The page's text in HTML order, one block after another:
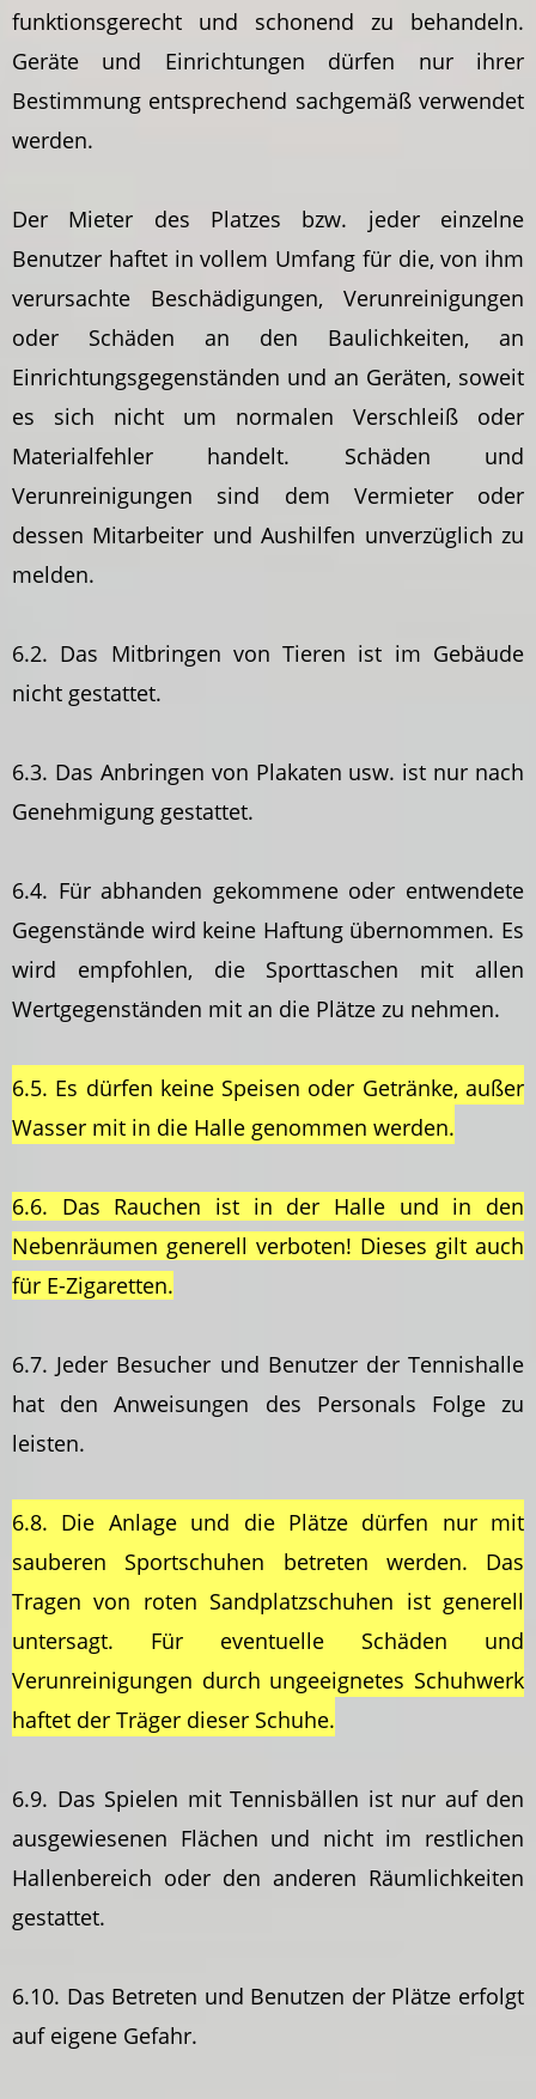
funktionsgerecht und schonend zu behandeln.
Geräte und Einrichtungen dürfen nur ihrer
Bestimmung entsprechend sachgemäß verwendet
werden.
Der Mieter des Platzes bzw. jeder einzelne
Benutzer haftet in vollem Umfang für die, von ihm
verursachte Beschädigungen, Verunreinigungen
oder Schäden an den Baulichkeiten, an
Einrichtungsgegenständen und an Geräten, soweit
es sich nicht um normalen Verschleiß oder
Materialfehler handelt. Schäden und
Verunreinigungen sind dem Vermieter oder
dessen Mitarbeiter und Aushilfen unverzüglich zu
melden.
6.2. Das Mitbringen von Tieren ist im Gebäude
nicht gestattet.
6.3. Das Anbringen von Plakaten usw. ist nur nach
Genehmigung gestattet.
6.4. Für abhanden gekommene oder entwendete
Gegenstände wird keine Haftung übernommen. Es
wird empfohlen, die Sporttaschen mit allen
Wertgegenständen mit an die Plätze zu nehmen.
6.5. Es dürfen keine Speisen oder Getränke, außer
Wasser mit in die Halle genommen werden.
6.6. Das Rauchen ist in der Halle und in den
Nebenräumen generell verboten! Dieses gilt auch
für E-Zigaretten.
6.7. Jeder Besucher und Benutzer der Tennishalle
hat den Anweisungen des Personals Folge zu
leisten.
6.8. Die Anlage und die Plätze dürfen nur mit
sauberen Sportschuhen betreten werden. Das
Tragen von roten Sandplatzschuhen ist generell
untersagt. Für eventuelle Schäden und
Verunreinigungen durch ungeeignetes Schuhwerk
haftet der Träger dieser Schuhe.
6.9. Das Spielen mit Tennisbällen ist nur auf den
ausgewiesenen Flächen und nicht im restlichen
Hallenbereich oder den anderen Räumlichkeiten
gestattet.
6.10. Das Betreten und Benutzen der Plätze erfolgt
auf eigene Gefahr.